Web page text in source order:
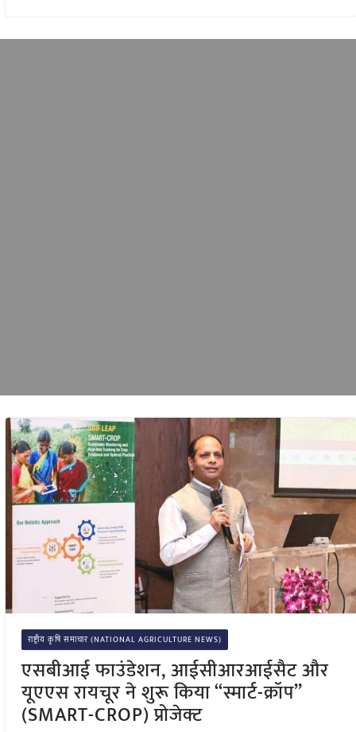
राष्ट्रीय कृषि समाचार (NATIONAL AGRICULTURE NEWS)
एसबीआई फाउंडेशन, आईसीआरआईसैट और
यूएएस रायचूर ने शुरू किया “स्मार्ट-क्रॉप”
(SMART-CROP) प्रोजेक्ट